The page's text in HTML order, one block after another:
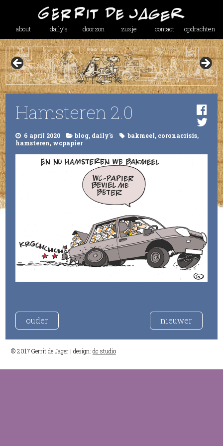
about daily’s doorzon zusje contact opdrachten
Hamsteren 2.0
6 april 2020 blog, daily's bakmeel, coronacrisis,
hamsteren, wcpapier
ouder nieuwer
© 2017 Gerrit de Jager | design: dc studio